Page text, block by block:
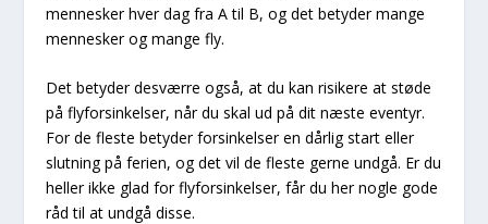
mennesker hver dag fra A til B, og det betyder mange
mennesker og mange fly.
Det betyder desværre også, at du kan risikere at støde
på flyforsinkelser, når du skal ud på dit næste eventyr.
For de fleste betyder forsinkelser en dårlig start eller
slutning på ferien, og det vil de fleste gerne undgå. Er du
heller ikke glad for flyforsinkelser, får du her nogle gode
råd til at undgå disse.